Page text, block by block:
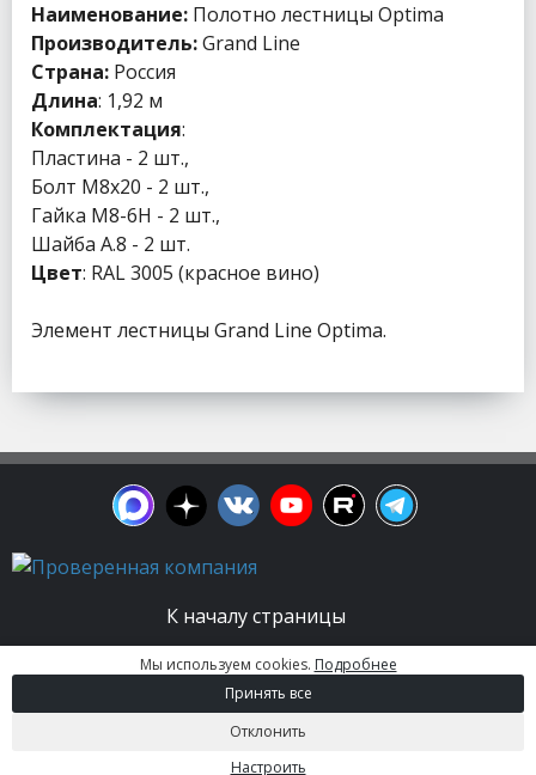
Наименование: Полотно лестницы Optima
Производитель:Grand Line
Страна: Россия
Длина: 1,92 м
Комплектация:
Пластина - 2 шт.,
Болт М8х20 - 2 шт.,
Гайка М8-6Н - 2 шт.,
Шайба А.8 - 2 шт.
Цвет: RAL 3005 (красное вино)
Элемент лестницы Grand Line Optima.
К началу страницы
© 2003 - 2026. Апельсин group | Группа
строительных компаний Все права защищены.
Вся информация на этом сайте носит
информационный характер и не является
публичной офертой, определяемой положениями
Мы используем cookies. Подробнее
Принять все
Отклонить
Настроить